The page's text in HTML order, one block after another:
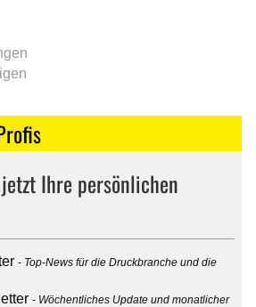
Ihre persönlichen
Top-News für die Druckbranche und die
Wöchentliches Update und monatlicher